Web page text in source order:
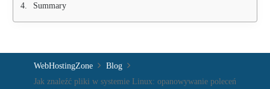
Summary
WebHostingZone
Blog
Jak znaleźć pliki w systemie Linux: opanowywanie poleceń